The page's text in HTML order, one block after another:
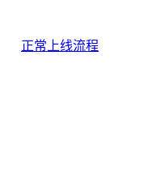
正常上线流程